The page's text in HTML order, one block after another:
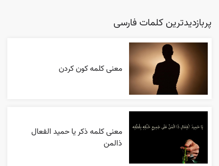
پربازدیدترین کلمات فارسی
معنی کلمه کون کردن
معنی کلمه ذکر یا حمید الفعال
ذالمن